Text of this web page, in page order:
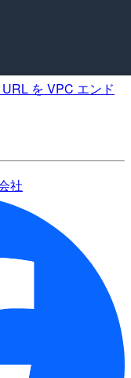
を VPC エンド
社